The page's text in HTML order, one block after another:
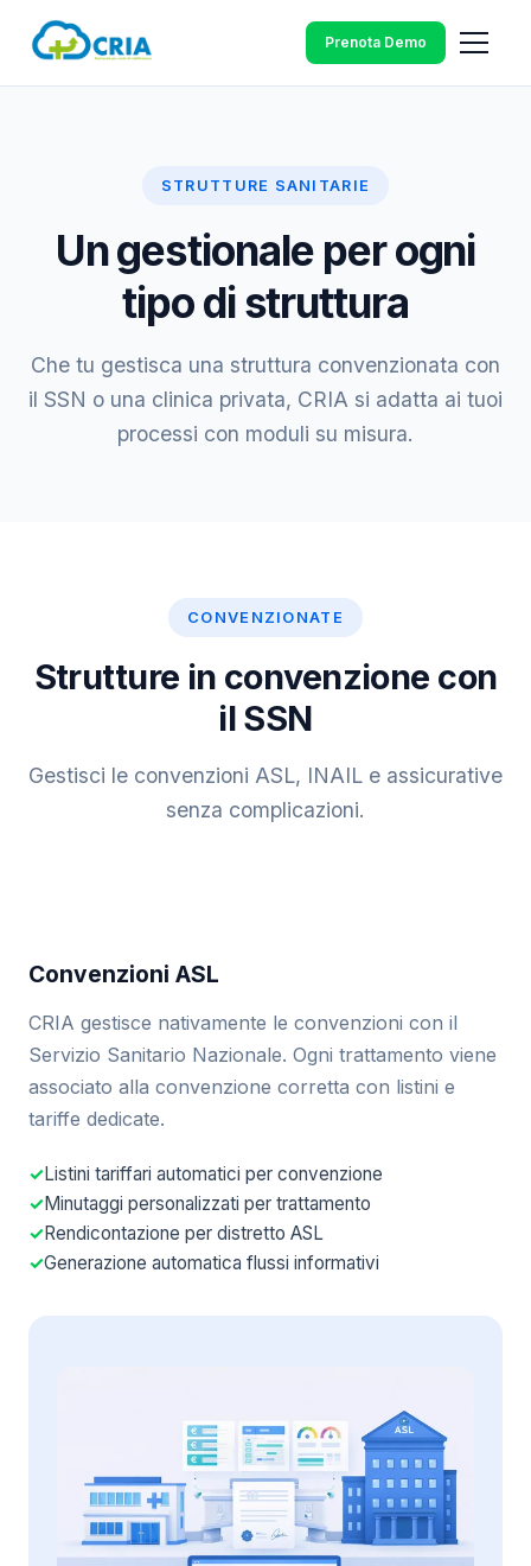
Prenota Demo
STRUTTURE SANITARIE
Un gestionale per ogni
tipo di struttura
Che tu gestisca una struttura convenzionata con
il SSN o una clinica privata, CRIA si adatta ai tuoi
processi con moduli su misura.
CONVENZIONATE
Strutture in convenzione con
il SSN
Gestisci le convenzioni ASL, INAIL e assicurative
senza complicazioni.
Convenzioni ASL
CRIA gestisce nativamente le convenzioni con il
Servizio Sanitario Nazionale. Ogni trattamento viene
associato alla convenzione corretta con listini e
tariffe dedicate.
Listini tariffari automatici per convenzione
Minutaggi personalizzati per trattamento
Rendicontazione per distretto ASL
Generazione automatica flussi informativi